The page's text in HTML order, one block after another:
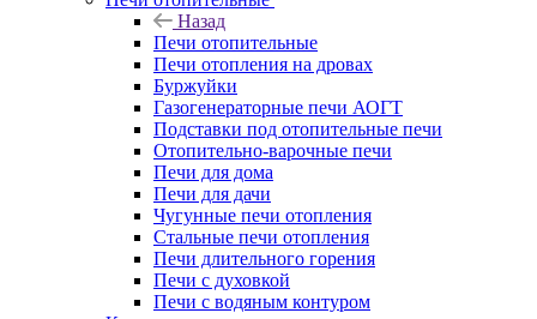
Назад
Печи отопительные
Печи отопления на дровах
Буржуйки
Газогенераторные печи АОГТ
Подставки под отопительные печи
Отопительно-варочные печи
Печи для дома
Печи для дачи
Чугунные печи отопления
Стальные печи отопления
Печи длительного горения
Печи с духовкой
Печи с водяным контуром